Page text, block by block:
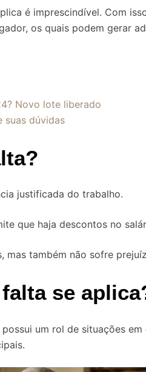
é imprescindível. Com
os quais podem gerar
Novo lote liberado
suas dúvidas
justificada do trabalho.
que haja descontos no
também não sofre
se
possui um rol de situações